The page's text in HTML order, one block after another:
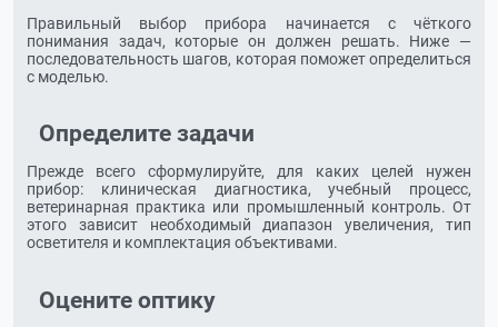
Правильный выбор прибора начинается с чёткого
понимания задач, которые он должен решать. Ниже —
последовательность шагов, которая поможет определиться
с моделью.
Определите задачи
Прежде всего сформулируйте, для каких целей нужен
прибор: клиническая диагностика, учебный процесс,
ветеринарная практика или промышленный контроль. От
этого зависит необходимый диапазон увеличения, тип
осветителя и комплектация объективами.
Оцените оптику